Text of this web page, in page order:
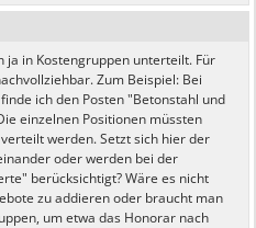
ja in Kostengruppen unterteilt. Für
Zum Beispiel: Bei
ich den Posten "Betonstahl und
einzelnen Positionen müssten
werden. Setzt sich hier der
oder werden bei der
berücksichtigt? Wäre es nicht
zu addieren oder braucht man
um etwa das Honorar nach